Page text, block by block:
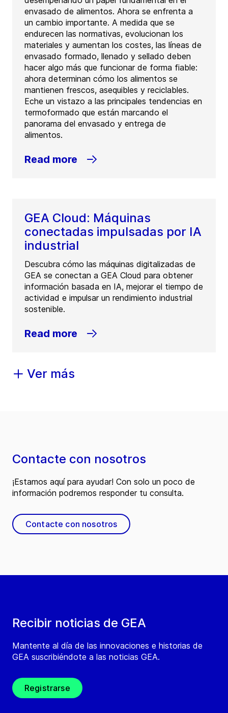
envasado de alimentos. Ahora se enfrenta a
un cambio importante. A medida que se
endurecen las normativas, evolucionan los
materiales y aumentan los costes, las líneas de
envasado formado, llenado y sellado deben
hacer algo más que funcionar de forma fiable:
ahora determinan cómo los alimentos se
mantienen frescos, asequibles y reciclables.
Eche un vistazo a las principales tendencias en
termoformado que están marcando el
panorama del envasado y entrega de
alimentos.
Read more
GEA Cloud: Máquinas
conectadas impulsadas por IA
industrial
Descubra cómo las máquinas digitalizadas de
GEA se conectan a GEA Cloud para obtener
información basada en IA, mejorar el tiempo de
actividad e impulsar un rendimiento industrial
sostenible.
Read more
Ver más
Recibir noticias de GEA
Mantente al día de las innovaciones e historias de
GEA suscribiéndote a las noticias GEA.
Registrarse
Contacte con nosotros
¡Estamos aquí para ayudar! Con solo un poco de
información podremos responder tu consulta.
Contacte con nosotros